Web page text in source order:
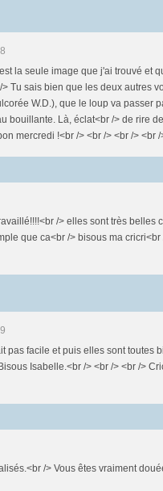
la seule image que j'ai trouvé et
Tu sais bien que les deux autres
W.D.), que le loup va passer
bouillante. Là, éclat<br /> de rire
mercredi !<br /> <br /> <br /> <br /
/> elles sont très belles
que ca<br /> bisous ma
pas facile et puis elles sont toutes
Isabelle.<br /> <br /> <br />
/> Vous êtes vraiment